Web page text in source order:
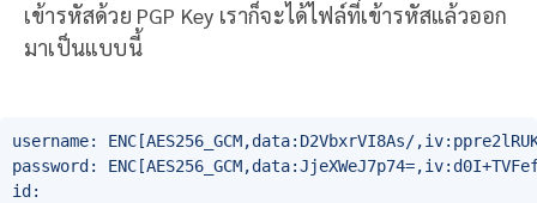
เข้ารหัสด้วย PGP Key เราก็จะได้ไฟล์ที่เข้ารหัสแล้วออก
มาเป็นแบบนี้
username: ENC[AES256_GCM,data:D2VbxrVI8As/
password:
id: